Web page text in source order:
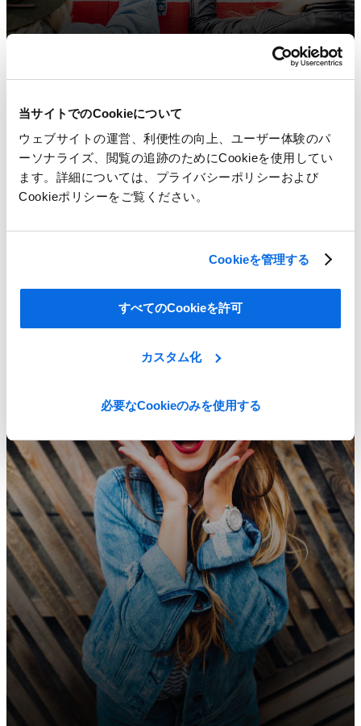
当サイトでのCookieについて
ウェブサイトの運営、利便性の向上、ユーザー体験のパ
ーソナライズ、閲覧の追跡のためにCookieを使用してい
ます。詳細については、プライバシーポリシーおよび
Cookieポリシーをご覧ください。
Cookieを管理する
すべてのCookieを許可
カスタム化
必要なCookieのみを使用する
ERP vs PLM: インパクトが大きいのはどっち？